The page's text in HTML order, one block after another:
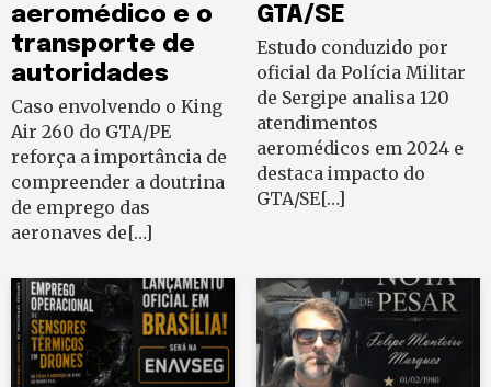
aeromédico e o
transporte de
autoridades
Caso envolvendo o King
Air 260 do GTA/PE
reforça a importância de
compreender a doutrina
de emprego das
aeronaves de[…]
GTA/SE
Estudo conduzido por
oficial da Polícia Militar
de Sergipe analisa 120
atendimentos
aeromédicos em 2024 e
destaca impacto do
GTA/SE[…]